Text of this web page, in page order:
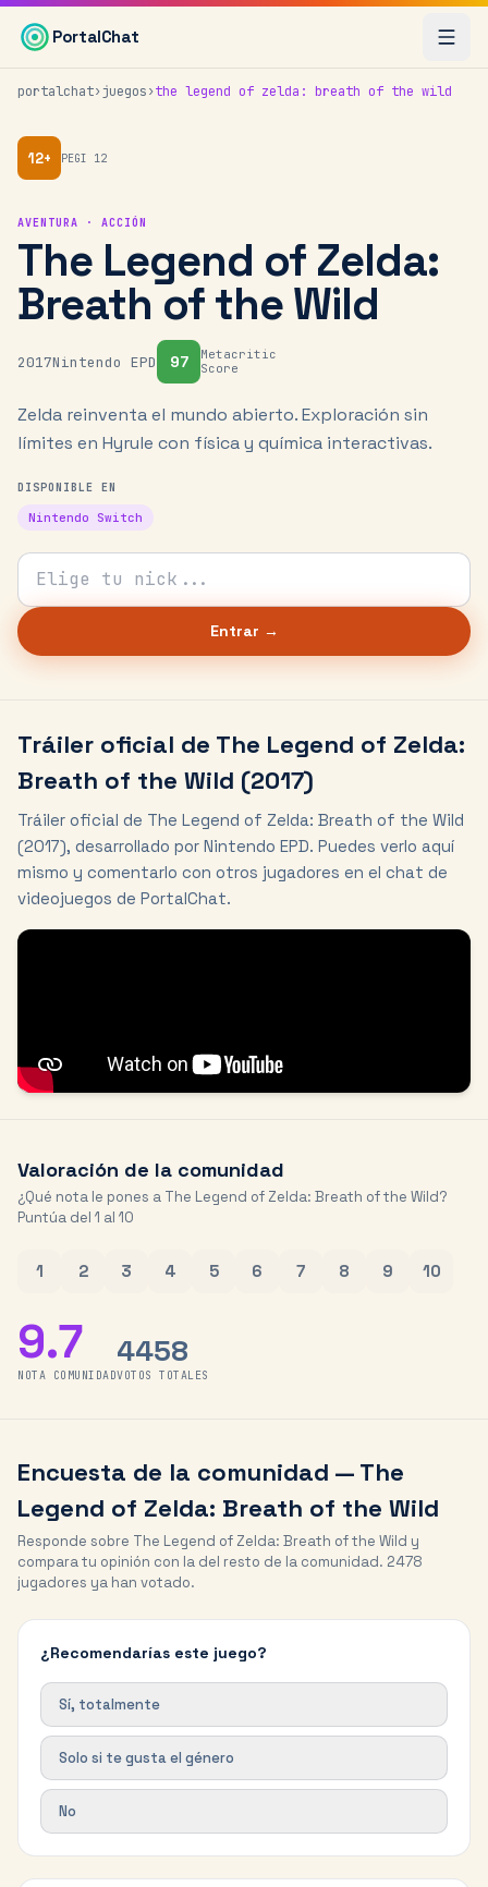
Saltar al contenido principal
The Legend of Zelda: Breath of the Wild es un
PortalChat
portalchat›juegos›the legend of zelda: breath of the wild
12+ PEGI 12
AVENTURA · ACCIÓN
The Legend of Zelda:
Breath of the Wild
2017Nintendo EPD 97
Metacritic
Score
Zelda reinventa el mundo abierto. Exploración sin
límites en Hyrule con física y química interactivas.
DISPONIBLE EN
Nintendo Switch
Tu nick para el chat
Entrar →
Tráiler oficial de The Legend of Zelda:
Breath of the Wild (2017)
Tráiler oficial de The Legend of Zelda: Breath of the Wild
(2017), desarrollado por Nintendo EPD. Puedes verlo aquí
mismo y comentarlo con otros jugadores en el chat de
videojuegos de PortalChat.
Valoración de la comunidad
¿Qué nota le pones a The Legend of Zelda: Breath of the Wild?
Puntúa del 1 al 10
1 2 3 4 5 6 7 8 9 10
9.7
NOTA COMUNIDAD
4458
VOTOS TOTALES
Encuesta de la comunidad — The
Legend of Zelda: Breath of the Wild
Responde sobre The Legend of Zelda: Breath of the Wild y
compara tu opinión con la del resto de la comunidad. 2478
jugadores ya han votado.
¿Recomendarías este juego?
Sí, totalmente
Solo si te gusta el género
No